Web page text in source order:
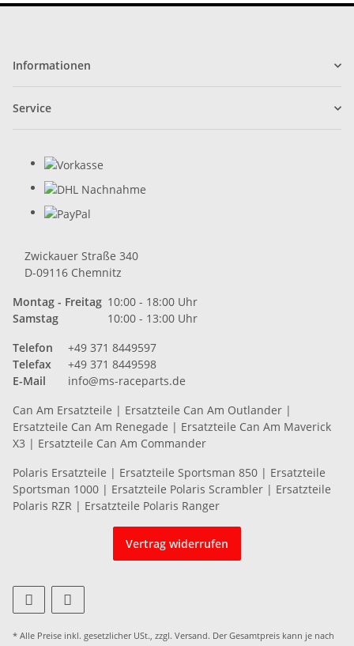
Informationen
Service
Zwickauer Straße 340
D-09116 Chemnitz
Montag - Freitag 10:00 - 18:00 Uhr
Samstag
10:00 - 13:00 Uhr
Telefon
+49 371 8449597
Telefax
+49 371 8449598
E-Mail
info@ms-raceparts.de
Can Am Ersatzteile | Ersatzteile Can Am Outlander |
Ersatzteile Can Am Renegade | Ersatzteile Can Am Maverick
X3 | Ersatzteile Can Am Commander
Polaris Ersatzteile | Ersatzteile Sportsman 850 | Ersatzteile
Sportsman 1000 | Ersatzteile Polaris Scrambler | Ersatzteile
Polaris RZR | Ersatzteile Polaris Ranger
Vertrag widerrufen
* Alle Preise inkl. gesetzlicher USt., zzgl. Versand. Der Gesamtpreis kann je nach